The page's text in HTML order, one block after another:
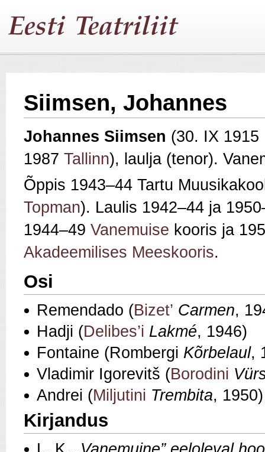
Siimsen, Johannes
Johannes Siimsen (30. IX 1915
1987 Tallinn), laulja (tenor).
Õppis 1943–44 Tartu
Topman). Laulis 1942–44 ja
1944–49 Vanemuise kooris ja
Akadeemilises Meeskooris.
Osi
Remendado (Bizet’ Carmen,
Hadji (Delibes’i Lakmé, 1946)
Fontaine (Rombergi Kõrbelaul,
Vladimir Igorevitš (Borodini
Andrei (Miljutini Trembita, 1950)
Kirjandus